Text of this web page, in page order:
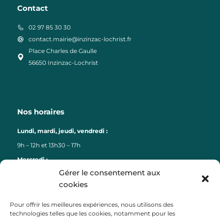
Gérer le consentement aux
cookies
Pour offrir les meilleures expériences, nous utilisons des
technologies telles que les cookies, notamment pour les
Contact
02 97 85 30 30
contact.mairie@inzinzac-lochrist.fr
Place Charles de Gaulle
56650 Inzinzac-Lochrist
Nos horaires
Lundi, mardi, jeudi, vendredi :
9h – 12h et 13h30 – 17h
Mercredi :
Liens